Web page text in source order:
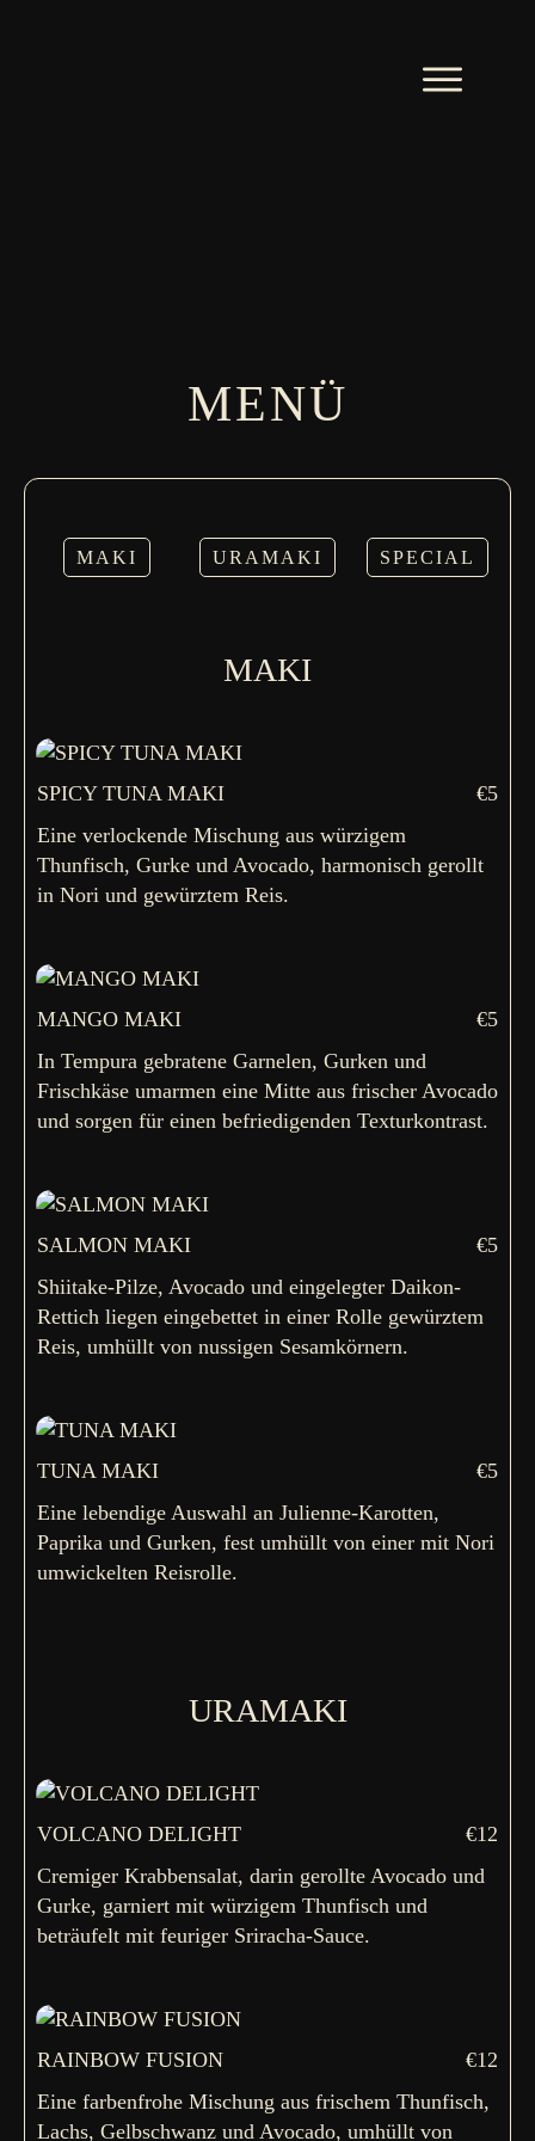
MENÜ
MAKI URAMAKI SPECIAL
MAKI
SPICY TUNA MAKI
€5
Eine verlockende Mischung aus würzigem
Thunfisch, Gurke und Avocado, harmonisch gerollt
in Nori und gewürztem Reis.
MANGO MAKI
€5
In Tempura gebratene Garnelen, Gurken und
Frischkäse umarmen eine Mitte aus frischer Avocado
und sorgen für einen befriedigenden Texturkontrast.
SALMON MAKI
€5
Shiitake-Pilze, Avocado und eingelegter Daikon-
Rettich liegen eingebettet in einer Rolle gewürztem
Reis, umhüllt von nussigen Sesamkörnern.
TUNA MAKI
€5
Eine lebendige Auswahl an Julienne-Karotten,
Paprika und Gurken, fest umhüllt von einer mit Nori
umwickelten Reisrolle.
URAMAKI
VOLCANO DELIGHT
€12
Cremiger Krabbensalat, darin gerollte Avocado und
Gurke, garniert mit würzigem Thunfisch und
beträufelt mit feuriger Sriracha-Sauce.
RAINBOW FUSION
€12
Eine farbenfrohe Mischung aus frischem Thunfisch,
Lachs, Gelbschwanz und Avocado, umhüllt von